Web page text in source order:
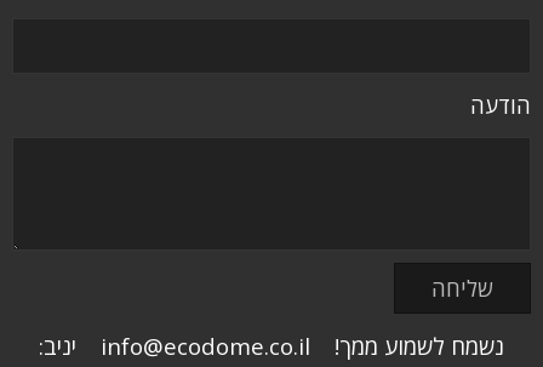
הודעה
נשמח לשמוע ממך! info@ecodome.co.il יניב: